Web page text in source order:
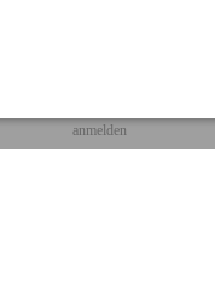
anmelden